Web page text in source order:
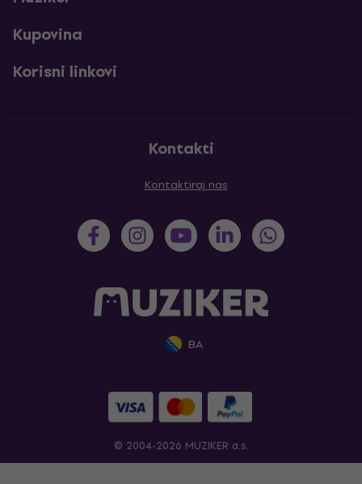
Kupovina
Korisni linkovi
Kontakti
Kontaktiraj nas
BA
© 2004-2026 MUZIKER a.s.